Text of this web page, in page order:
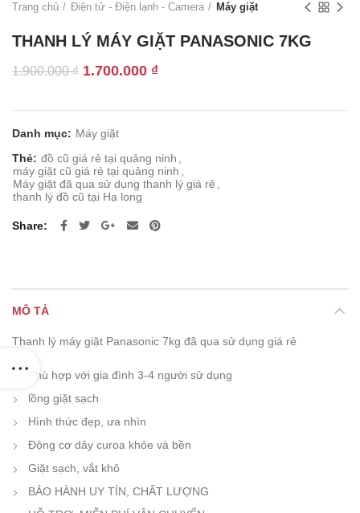
Trang chủ Điện tử - Điện lạnh - Camera Máy giặt
THANH LÝ MÁY GIẶT PANASONIC 7KG
1.900.000₫ Giá
1.700.000 ₫Giá
Danh mục: Máy giặt
Thẻ: đồ cũ giá rẻ tại quảng ninh
máy giặt cũ giá rẻ tại quảng ninh
Máy giặt đã qua sử dụng thanh lý giá rẻ
thanh lý đồ cũ tại Hạ long
Share
MÔ TẢ
Thanh lý máy giặt Panasonic 7kg đã qua sử dụng giá rẻ
Phù hợp với gia đình 3-4 người sử dụng
lồng giặt sạch
Hình thức đẹp, ưa nhìn
Động cơ dây curoa khỏe và bền
Giặt sạch, vắt khô
BẢO HÀNH UY TÍN, CHẤT LƯỢNG